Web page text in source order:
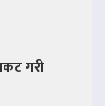
गरी